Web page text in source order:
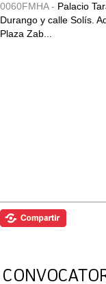
0060FMHA - Palacio
Durango y calle Solís.
Plaza Zab...